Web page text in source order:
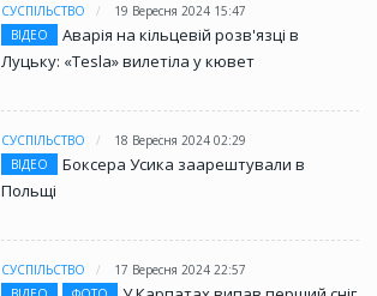
СУСПІЛЬСТВО
19 Вересня 2024 15:47
ВІДЕО
Аварія на кільцевій розв'язці в
Луцьку: «Tesla» вилетіла у кювет
СУСПІЛЬСТВО
18 Вересня 2024 02:29
ВІДЕО
Боксера Усика заарештували в
Польщі
СУСПІЛЬСТВО
17 Вересня 2024 22:57